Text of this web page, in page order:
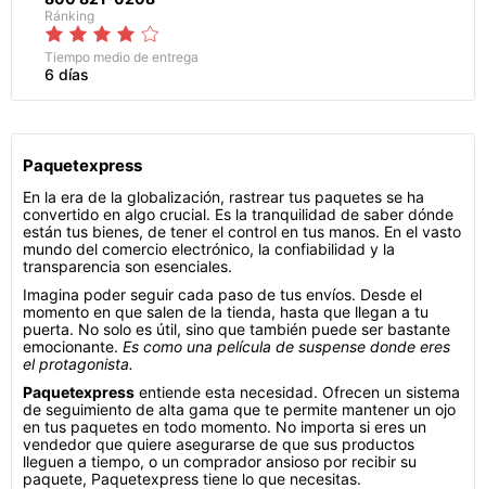
Ránking
Tiempo medio de entrega
6 días
Paquetexpress
En la era de la globalización, rastrear tus paquetes se ha
convertido en algo crucial. Es la tranquilidad de saber dónde
están tus bienes, de tener el control en tus manos. En el vasto
mundo del comercio electrónico, la confiabilidad y la
transparencia son esenciales.
Imagina poder seguir cada paso de tus envíos. Desde el
momento en que salen de la tienda, hasta que llegan a tu
puerta. No solo es útil, sino que también puede ser bastante
emocionante. Es como una película de suspense donde eres
el protagonista.
Paquetexpress entiende esta necesidad. Ofrecen un sistema
de seguimiento de alta gama que te permite mantener un ojo
en tus paquetes en todo momento. No importa si eres un
vendedor que quiere asegurarse de que sus productos
lleguen a tiempo, o un comprador ansioso por recibir su
paquete, Paquetexpress tiene lo que necesitas.